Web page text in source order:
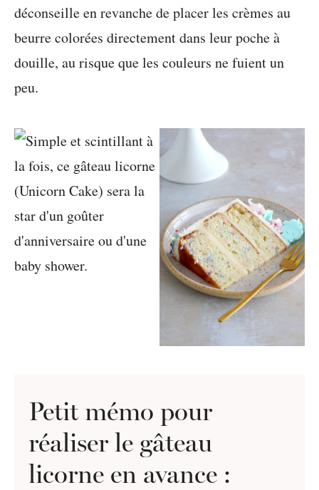
déconseille en revanche de placer les crèmes au
beurre colorées directement dans leur poche à
douille, au risque que les couleurs ne fuient un
peu.
Petit mémo pour
réaliser le gâteau
licorne en avance :